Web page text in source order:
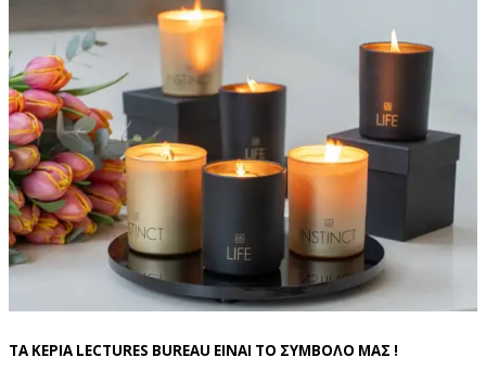
ΤΑ ΚΕΡΙΑ LECTURES BUREAU ΕΙΝΑΙ ΤΟ ΣΥΜΒΟΛΟ ΜΑΣ !